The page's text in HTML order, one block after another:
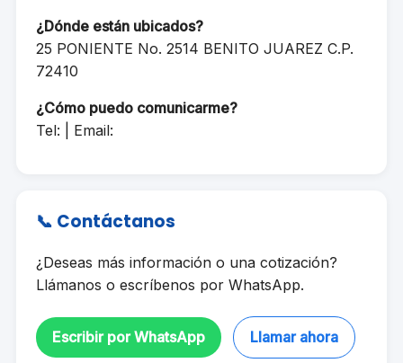
¿Dónde están ubicados?
25 PONIENTE No. 2514 BENITO JUAREZ C.P.
72410
¿Cómo puedo comunicarme?
Tel: | Email:
📞 Contáctanos
¿Deseas más información o una cotización?
Llámanos o escríbenos por WhatsApp.
Escribir por WhatsApp Llamar ahora